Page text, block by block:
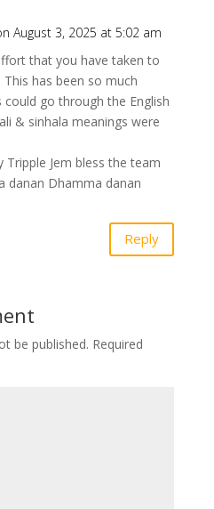
August 3, 2025 at 5:02 am
that you have taken to
has been so much
could go through the English
& sinhala meanings were
Tripple Jem bless the team
danan Dhamma danan
Reply
be published. Required